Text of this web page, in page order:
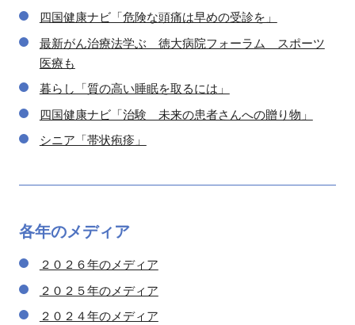
四国健康ナビ「危険な頭痛は早めの受診を」
最新がん治療法学ぶ 徳大病院フォーラム スポーツ
医療も
暮らし「質の高い睡眠を取るには」
四国健康ナビ「治験 未来の患者さんへの贈り物」
シニア「帯状疱疹」
各年のメディア
２０２６年のメディア
２０２５年のメディア
２０２４年のメディア